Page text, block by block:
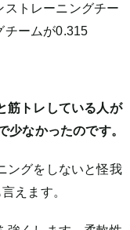
ストレーニングチー
チームが0.315
筋トレしている人が
少なかったのです。
ングをしないと怪我
えます。